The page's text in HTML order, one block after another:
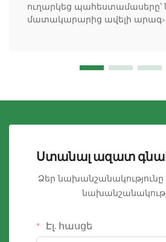
ուղարկեց
մատակարարից ավելի արագ»
Ստանալ ազատ
Ձեր
Էլ. հասցե